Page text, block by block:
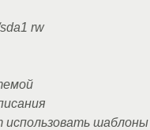
rw